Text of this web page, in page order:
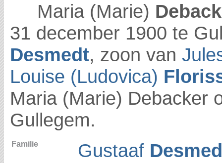
Maria (Marie)
31 december 1900 te
Desmedt, zoon van
Louise (Ludovica)
Maria (Marie) Debacker
Gullegem.
Familie Gustaaf